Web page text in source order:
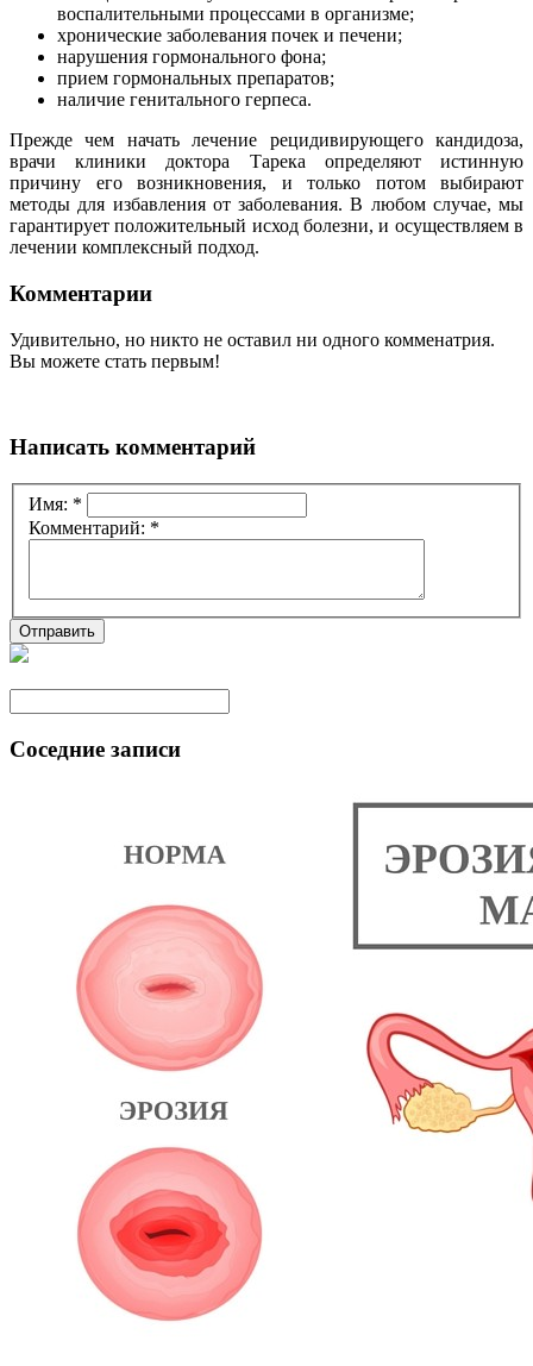
воспалительными процессами в организме;
хронические заболевания почек и печени;
нарушения гормонального фона;
прием гормональных препаратов;
наличие генитального герпеса.
Прежде чем начать лечение рецидивирующего кандидоза,
врачи клиники доктора Тарека определяют истинную
причину его возникновения, и только потом выбирают
методы для избавления от заболевания. В любом случае, мы
гарантирует положительный исход болезни, и осуществляем в
лечении комплексный подход.
Комментарии
Удивительно, но никто не оставил ни одного комменатрия.
Вы можете стать первым!
Написать комментарий
Имя: *
Комментарий: *
Соседние записи